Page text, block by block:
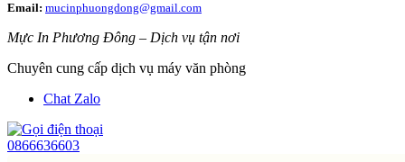
Email: mucinphuongdong@gmail.com
Mực In Phương Đông – Dịch vụ tận nơi
Chuyên cung cấp dịch vụ máy văn phòng
Chat Zalo
0866636603